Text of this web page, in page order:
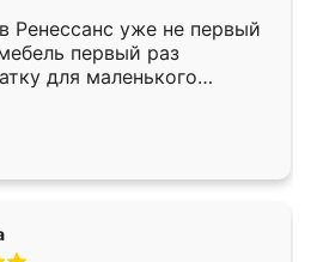
Ренессанс уже не первый
первый раз
для маленького
рождении ,во второй раз
По качеству очень
быстрая,
он более разнообразный.